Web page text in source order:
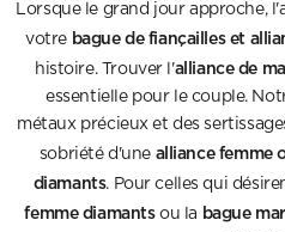
Lorsque le grand jour approche,
votre bague de fiançailles et
histoire. Trouver l'alliance de
essentielle pour le couple.
métaux précieux et des
sobriété d'une alliance femme
diamants. Pour celles qui
femme diamantsou la bague